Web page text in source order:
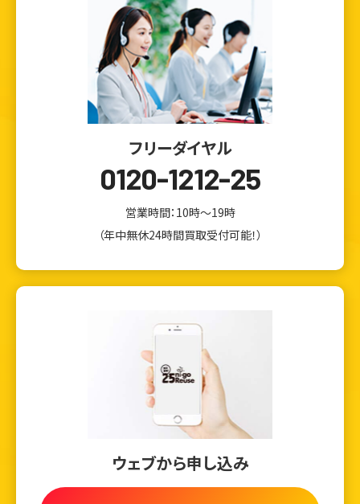
フリーダイヤル
0120-1212-25
営業時間：10時～19時
（年中無休24時間買取受付可能！）
ウェブから申し込み